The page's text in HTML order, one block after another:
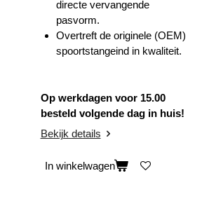
directe vervangende
pasvorm.
Overtreft de originele (OEM)
spoortstangeind in kwaliteit.
Op werkdagen voor 15.00
besteld volgende dag in huis!
Bekijk details
In winkelwagen